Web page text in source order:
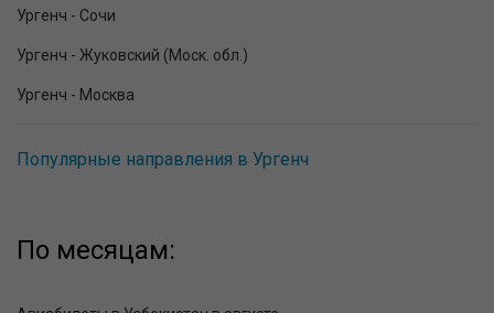
Ургенч - Сочи
Ургенч - Жуковский (Моск. обл.)
Ургенч - Москва
Популярные направления в Ургенч
По месяцам: